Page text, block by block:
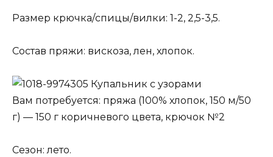
Размер крючка/спицы/вилки: 1-2, 2,5-3,5.
Состав пряжи: вискоза, лен, хлопок.
Купальник с узорами
Вам потребуется: пряжа (100% хлопок, 150 м/50
г) — 150 г коричневого цвета, крючок №2
Сезон: лето.